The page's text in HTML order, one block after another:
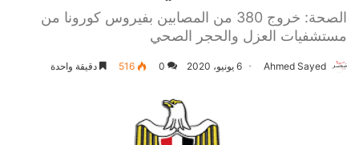
الصحة: خروج 380 من المصابين بفيروس كورونا من
مستشفيات العزل والحجر الصحي
Ahmed Sayed 6 يونيو، 2020 0
516 دقيقة واحدة